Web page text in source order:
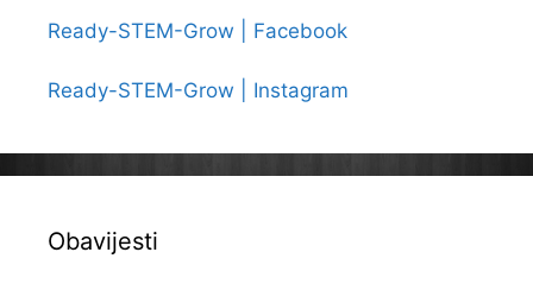
Ready-STEM-Grow | Facebook
Ready-STEM-Grow | Instagram
Obavijesti